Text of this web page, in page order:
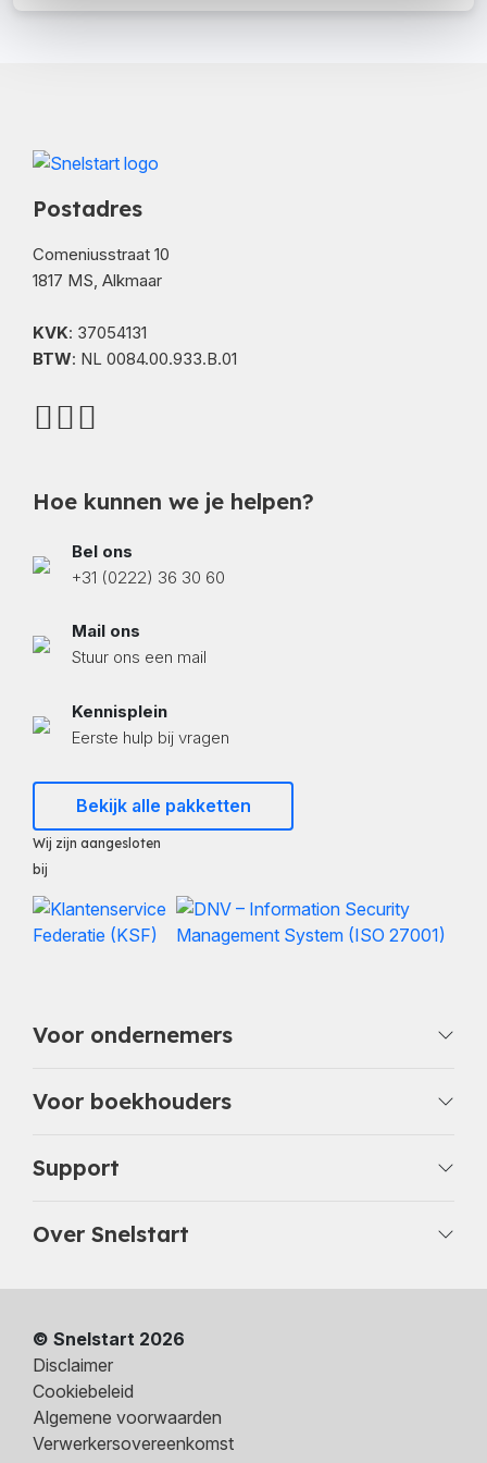
Postadres
Comeniusstraat 10
1817 MS, Alkmaar
KVK: 37054131
BTW: NL 0084.00.933.B.01
Hoe kunnen we je helpen?
Bel ons
+31 (0222) 36 30 60
Mail ons
Stuur ons een mail
Kennisplein
Eerste hulp bij vragen
Bekijk alle pakketten
Wij zijn aangesloten
bij
Voor ondernemers
Voor boekhouders
Support
Over Snelstart
© Snelstart 2026
Disclaimer
Cookiebeleid
Algemene voorwaarden
Verwerkersovereenkomst